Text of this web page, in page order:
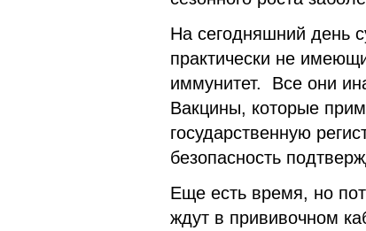
На сегодняшний день
практически не
иммунитет. Все они
Вакцины, которые
государственную
безопасность
Еще есть время, но
ждут в прививочном